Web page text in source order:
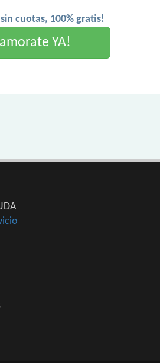
cuotas, 100% gratis!
YA!